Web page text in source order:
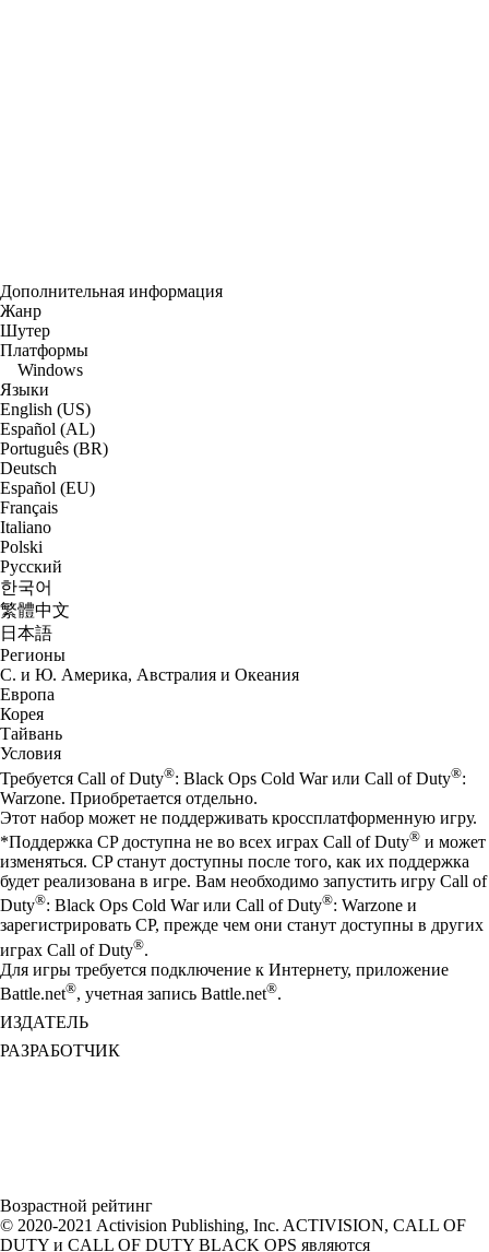
Дополнительная информация
Жанр
Шутер
Платформы
Windows
Языки
English (US)
Español (AL)
Português (BR)
Deutsch
Español (EU)
Français
Italiano
Polski
Русский
한국어
繁體中文
日本語
Регионы
С. и Ю. Америка, Австралия и Океания
Европа
Корея
Тайвань
Условия
Требуется Call of Duty®: Black Ops Cold War или Call of Duty®:
Warzone. Приобретается отдельно.
Этот набор может не поддерживать кроссплатформенную игру.
*Поддержка CP доступна не во всех играх Call of Duty® и может
изменяться. CP станут доступны после того, как их поддержка
будет реализована в игре. Вам необходимо запустить игру Call of
Duty®: Black Ops Cold War или Call of Duty®: Warzone и
зарегистрировать CP, прежде чем они станут доступны в других
играх Call of Duty®.
Для игры требуется подключение к Интернету, приложение
Battle.net®, учетная запись Battle.net®.
ИЗДАТЕЛЬ
РАЗРАБОТЧИК
Возрастной рейтинг
© 2020-2021 Activision Publishing, Inc. ACTIVISION, CALL OF
DUTY и CALL OF DUTY BLACK OPS являются